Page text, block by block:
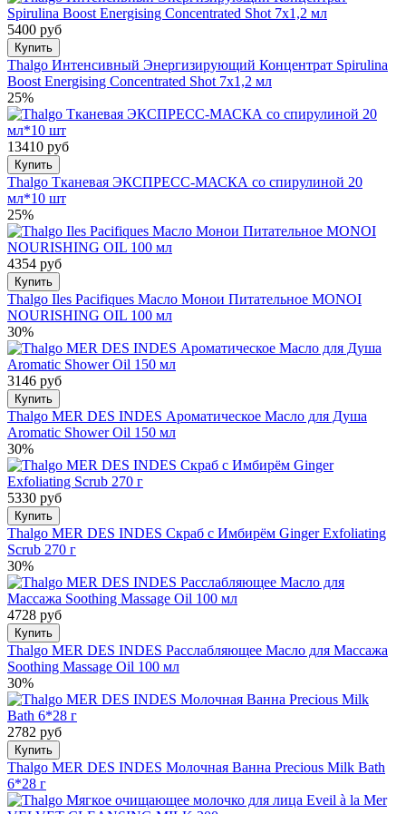
5400 руб
Купить
Thalgo Интенсивный Энергизирующий Концентрат Spirulina
Boost Energising Concentrated Shot 7x1,2 мл
25%
13410 руб
Купить
Thalgo Тканевая ЭКСПРЕСС-МАСКА со спирулиной 20
мл*10 шт
25%
4354 руб
Купить
Thalgo Iles Pacifiques Масло Монои Питательное MONOI
NOURISHING OIL 100 мл
30%
3146 руб
Купить
Thalgo MER DES INDES Ароматическое Масло для Душа
Aromatic Shower Oil 150 мл
30%
5330 руб
Купить
Thalgo MER DES INDES Скраб с Имбирём Ginger Exfoliating
Scrub 270 г
30%
4728 руб
Купить
Thalgo MER DES INDES Расслабляющее Масло для Массажа
Soothing Massage Oil 100 мл
30%
2782 руб
Купить
Thalgo MER DES INDES Молочная Ванна Precious Milk Bath
6*28 г